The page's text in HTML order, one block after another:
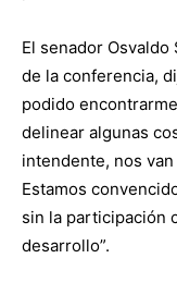
El senador
de la conferencia,
podido
delinear algunas
intendente, nos
Estamos
sin la participación
desarrollo”.